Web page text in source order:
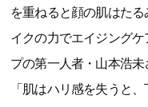
を重ねると顔の肌はた
イクの力でエイジング
プの第一人者・山本浩未
「肌はハリ感を失うと